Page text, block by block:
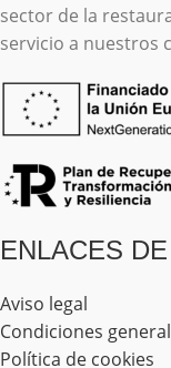
sector de la
servicio a nuestros
ENLACES
Aviso legal
Condiciones
Política de cookies